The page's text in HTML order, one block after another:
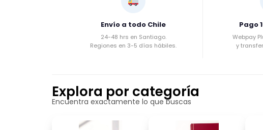
Envío a todo Chile
24-48 hrs en Santiago.
Regiones en 3-5 días hábiles.
Pago
Webpay
y
Explora por categoría
Encuentra exactamente lo que buscas